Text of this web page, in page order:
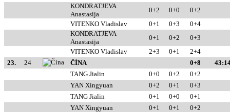
KONDRATJEVA
Anastasija
0+2 0+0
0+2
VITENKO Vladislav
0+1 0+3
0+4
KONDRATJEVA
Anastasija
0+1 0+2
0+3
VITENKO Vladislav
2+3 0+1
2+4
23.
24 ČÍNA 0+8
TANG Jialin
0+0 0+2
0+2
YAN Xingyuan
0+2 0+1
0+3
TANG Jialin
0+1 0+0
0+1
YAN Xingyuan
0+1 0+1 0+2